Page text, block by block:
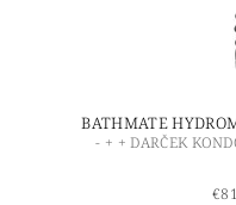
BATHMATE
- + + DARČEK